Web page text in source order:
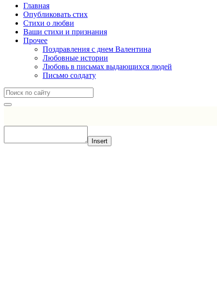
Главная
Опубликовать стих
Стихи о любви
Ваши стихи и признания
Прочее
Поздравления с днем Валентина
Любовные истории
Любовь в письмах выдающихся людей
Письмо солдату
Insert